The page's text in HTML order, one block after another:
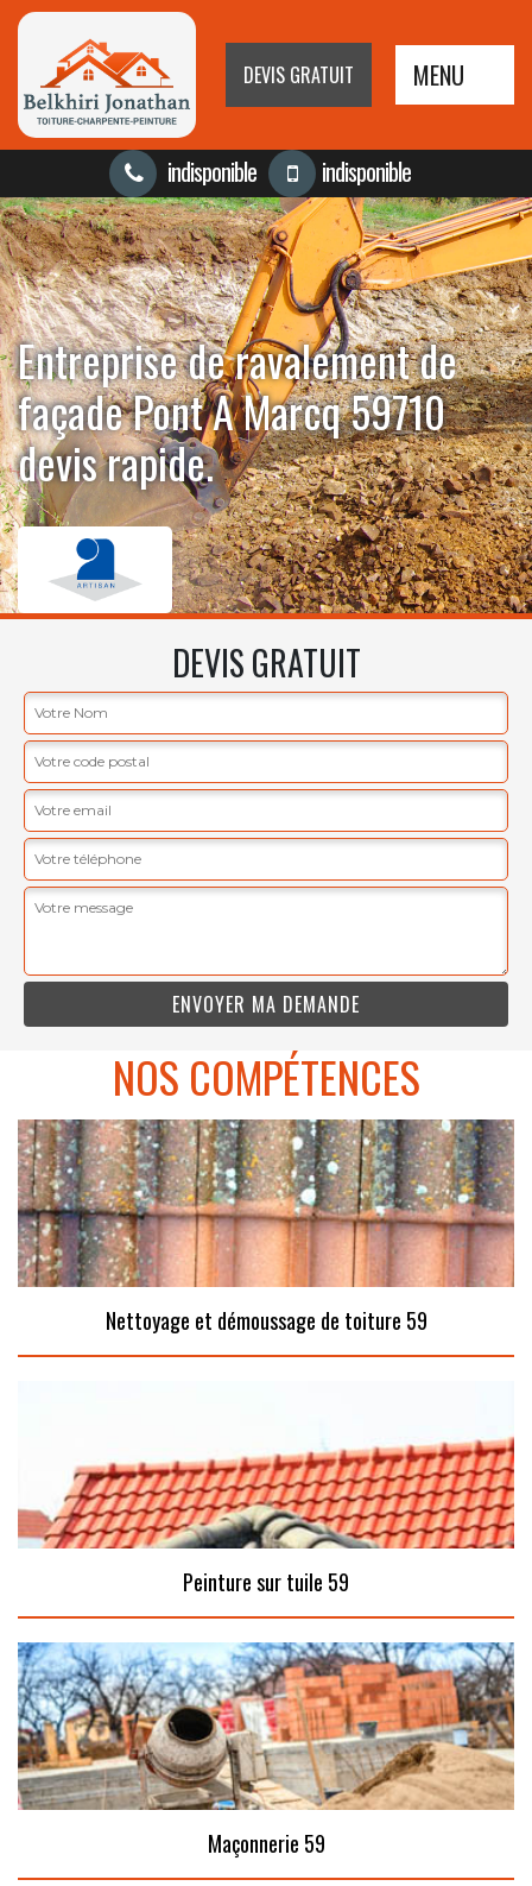
DEVIS GRATUIT MENU
indisponible indisponible
Entreprise de ravalement de
façade Pont A Marcq 59710
devis rapide.
DEVIS GRATUIT
NOS COMPÉTENCES
Nettoyage et démoussage de toiture 59
Peinture sur tuile 59
Maçonnerie 59